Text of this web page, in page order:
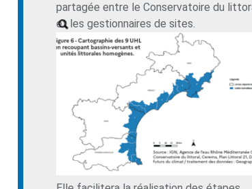
partagée entre le Conservatoire du
et les gestionnaires de sites.